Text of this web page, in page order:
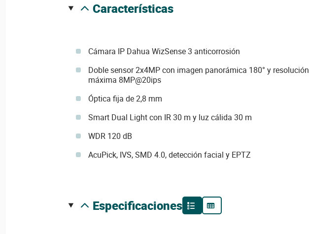
características
Cámara IP Dahua WizSense 3 anticorrosión
Doble sensor 2x4MP con imagen panorámica 180° y resolución
máxima 8MP@20ips
Óptica fija de 2,8 mm
Smart Dual Light con IR 30 m y luz cálida 30 m
WDR 120 dB
AcuPick, IVS, SMD 4.0, detección facial y EPTZ
especificaciones